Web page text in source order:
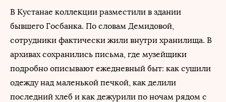
В Кустанае коллекции разместили в здании
бывшего Госбанка. По словам Демидовой,
сотрудники фактически жили внутри хранилища. В
архивах сохранились письма, где музейщики
подробно описывают ежедневный быт: как сушили
одежду над маленькой печкой, как делили
последний хлеб и как дежурили по ночам рядом с